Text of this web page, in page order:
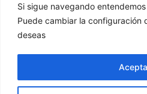
Si sigue navegando
Puede cambiar la configuración
deseas
Aviso